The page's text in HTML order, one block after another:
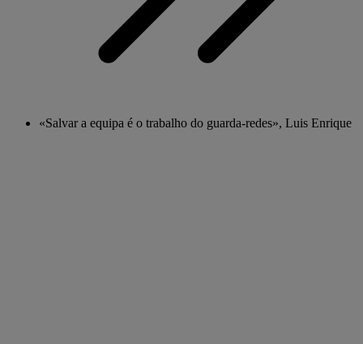
«Salvar a equipa é o trabalho do guarda-redes», Luis Enrique